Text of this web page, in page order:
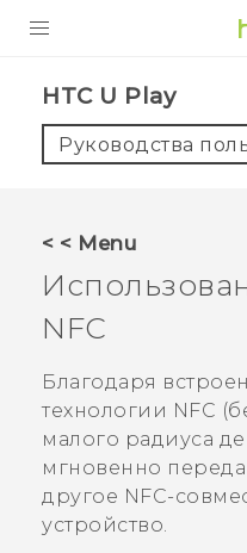
5G
VIVERSE
ПОДДЕРЖКА
HTC U Play‎
Руководства
< < Menu
NFC
Благодаря
технологии NFC
малого радиуса
мгновенно
другое NFC-
устройство.